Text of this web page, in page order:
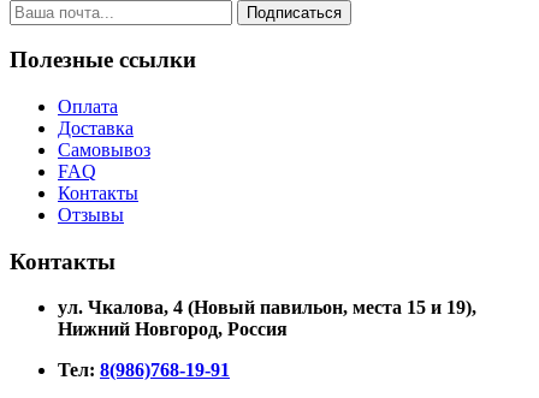
Подписаться
Полезные ссылки
Оплата
Доставка
Самовывоз
FAQ
Контакты
Отзывы
Контакты
ул. Чкалова, 4 (Новый павильон, места 15 и 19),
Нижний Новгород, Россия
Тел: 8(986)768-19-91